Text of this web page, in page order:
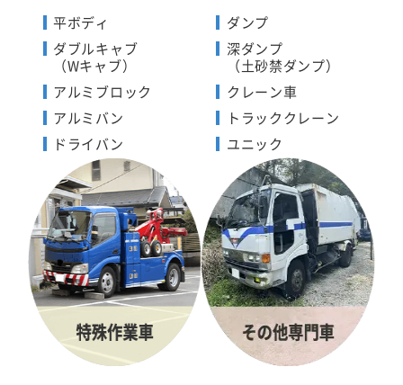
平ボディ
ダブルキャブ
（Wキャブ）
アルミブロック
アルミバン
ドライバン
ダンプ
深ダンプ
（土砂禁ダンプ）
クレーン車
トラッククレーン
ユニック